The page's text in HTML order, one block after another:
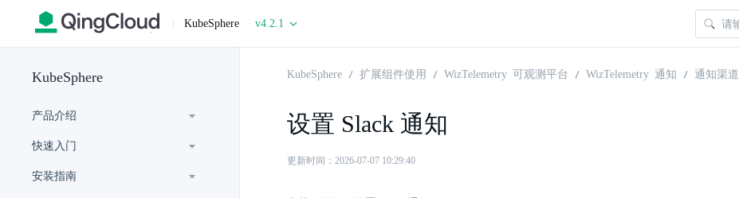
| KubeSphere v4.2.1
KubeSphere
产品介绍
快速入门
安装指南
KubeSphere 扩展组件使用 WizTelemetry 可观测平台 WizTelemetry 通知 通知渠道
设置 Slack 通知
更新时间：2026-07-07 10:29:40